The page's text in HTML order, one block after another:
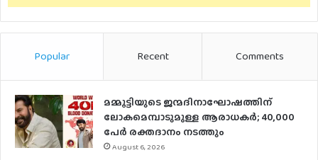
Popular Recent Comments
മമ്മൂട്ടിയുടെ ജന്മദിനാഘോഷത്തിന്
ലോകമെമ്പാടുമുള്ള ആരാധകര്‍; 40,000
പേര്‍ രക്തദാനം നടത്തും
August 6, 2026